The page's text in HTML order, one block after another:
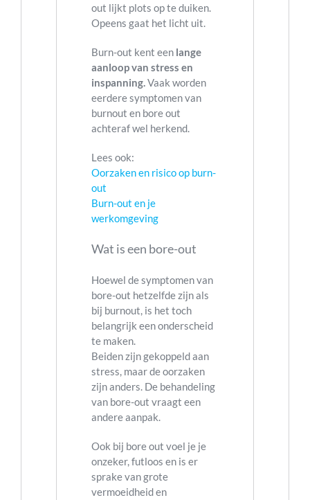
out lijkt plots op te duiken.
Opeens gaat het licht uit.
Burn-out kent een lange
aanloop van stress en
inspanning.Vaak worden
eerdere symptomen van
burnout en bore out
achteraf wel herkend.
Lees ook:
Oorzaken en risico op burn-
out
Burn-out en je
werkomgeving
Wat is een bore-out
Hoewel de symptomen van
bore-out hetzelfde zijn als
bij burnout, is het toch
belangrijk een onderscheid
te maken.
Beiden zijn gekoppeld aan
stress, maar de oorzaken
zijn anders. De behandeling
van bore-out vraagt een
andere aanpak.
Ook bij bore out voel je je
onzeker, futloos en is er
sprake van grote
vermoeidheid en